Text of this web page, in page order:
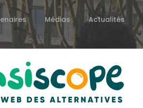
Médias Actualités